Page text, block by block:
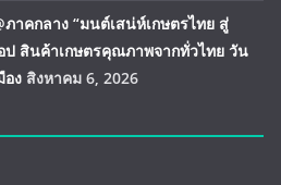
าคกลาง “มนต์เสน่ห์เกษตรไทย สู่
สินค้าเกษตรคุณภาพจากทั่วไทย วัน
ง สิงหาคม 6, 2026